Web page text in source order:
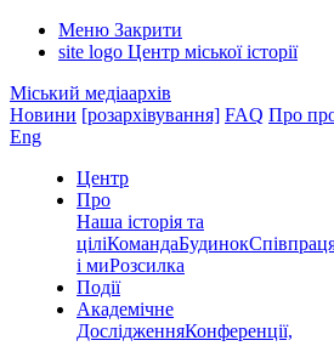
Меню Закрити
site logo Центр міської історії
Міський медіаархів
Новини [розархівування] FAQ Про
Eng
Центр
Про
Наша історія та
ціліКомандаБудинок
і миРозсилка
Події
Академічне
ДослідженняКонференції,